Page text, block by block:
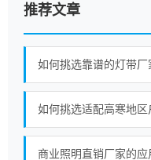
推荐文章
如何挑选靠谱的灯带
如何挑选适配高寒地
商业照明直销厂家的